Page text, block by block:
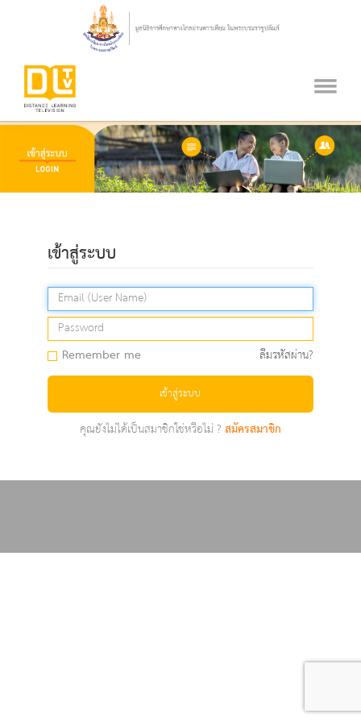
เข้าสู่ระบบ
Remember me ลืมรหัสผ่าน?
เข้าสู่ระบบ
คุณยังไม่ได้เป็นสมาชิกใช่หรือไม่ ?สมัครสมาชิก